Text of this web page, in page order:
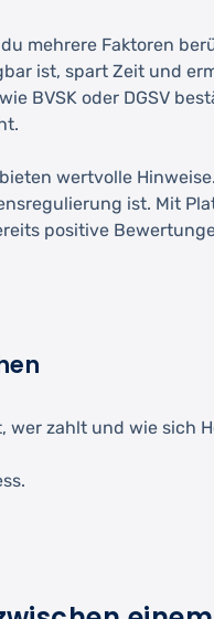
mehrere Faktoren
ist, spart Zeit und
BVSK oder DGSV
wertvolle
ist. Mit
positive
zahlt und wie sich